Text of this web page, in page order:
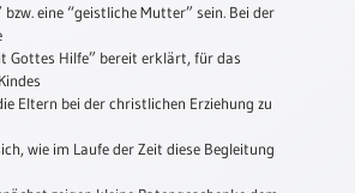
eine “geistliche Mutter” sein. Bei der
Gottes Hilfe” bereit erklärt, für das
Eltern bei der christlichen Erziehung zu
wie im Laufe der Zeit diese Begleitung